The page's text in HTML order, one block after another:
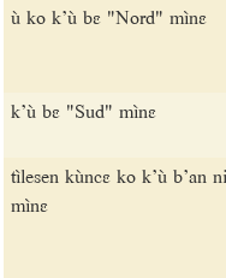
ù ko k’ù bɛ "Nord" mìnɛ
k’ù bɛ "Sud" mìnɛ
tìlesen kùncɛ ko k’ù b’an ni
mìnɛ